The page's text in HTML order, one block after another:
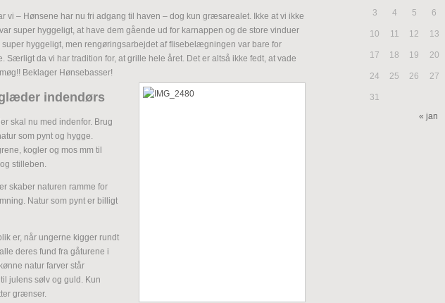
vi – Hønsene har nu fri adgang til haven – dog kun græsarealet. Ikke at vi ikke
super hyggeligt, at have dem gående ud for karnappen og de store vinduer
super hyggeligt, men rengøringsarbejdet af flisebelægningen var bare for
Særligt da vi har tradition for, at grille hele året. Det er altså ikke fedt, at vade
Beklager Hønsebasser!
indendørs
skal nu med indenfor. Brug
som pynt og hygge.
kogler og mos mm til
stilleben.
skaber naturen ramme for
Natur som pynt er billigt
er, når ungerne kigger rundt
deres fund fra gåturene i
natur farver står
julens sølv og guld. Kun
grænser.
3 4 5 6
10 11 12 13
17 18 19 20
24 25 26 27
31
« jan